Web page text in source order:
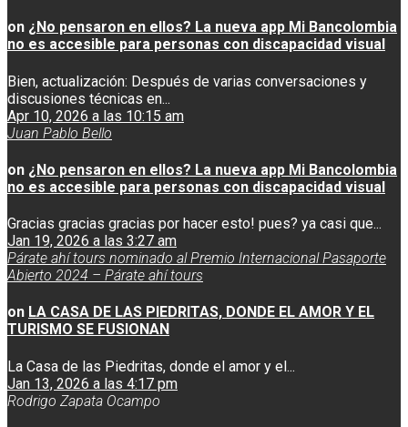
on ¿No pensaron en ellos? La nueva app Mi Bancolombia
no es accesible para personas con discapacidad visual
Bien, actualización: Después de varias conversaciones y
discusiones técnicas en...
Apr 10, 2026 a las 10:15 am
Juan Pablo Bello
on ¿No pensaron en ellos? La nueva app Mi Bancolombia
no es accesible para personas con discapacidad visual
Gracias gracias gracias por hacer esto! pues? ya casi que...
Jan 19, 2026 a las 3:27 am
Párate ahí tours nominado al Premio Internacional Pasaporte
Abierto 2024 – Párate ahí tours
on LA CASA DE LAS PIEDRITAS, DONDE EL AMOR Y EL
TURISMO SE FUSIONAN
La Casa de las Piedritas, donde el amor y el...
Jan 13, 2026 a las 4:17 pm
Rodrigo Zapata Ocampo